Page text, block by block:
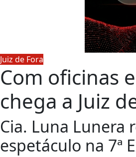
Juiz de Fora
Com oficinas
chega a Juiz
Cia. Luna Lunera
espetáculo na 7ª